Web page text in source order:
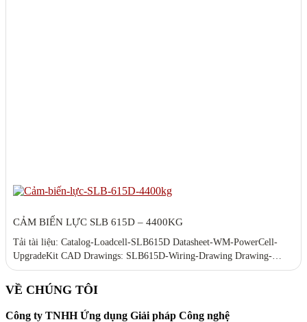
CẢM BIẾN LỰC SLB 615D – 4400KG
Tải tài liệu: Catalog-Loadcell-SLB615D Datasheet-WM-PowerCell-
UpgradeKit CAD Drawings: SLB615D-Wiring-Drawing Drawing-
SLB615D SLB615D_3D_CAD
VỀ CHÚNG TÔI
Công ty TNHH Ứng dụng Giải pháp Công nghệ